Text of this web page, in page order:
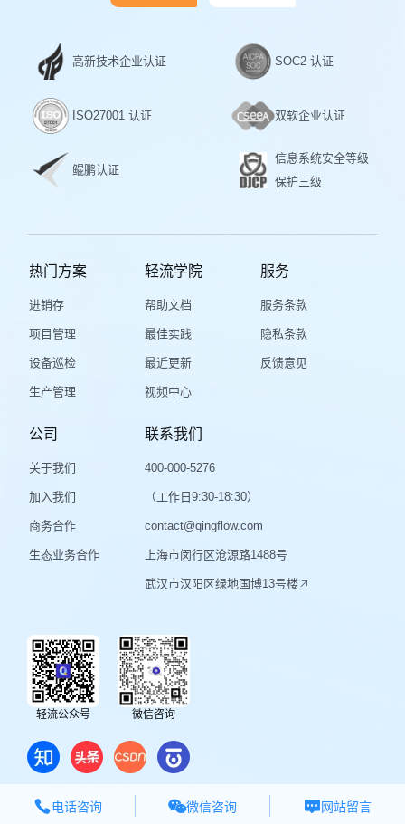
高新技术企业认证 SOC2 认证
ISO27001 认证 双软企业认证
鲲鹏认证
信息系统安全等级
保护三级
热门方案
进销存
项目管理
设备巡检
生产管理
轻流学院
帮助文档
最佳实践
最近更新
视频中心
服务
服务条款
隐私条款
反馈意见
公司
关于我们
加入我们
商务合作
生态业务合作
联系我们
400-000-5276
（工作日9:30-18:30）
contact@qingflow.com
上海市闵行区沧源路1488号
武汉市汉阳区绿地国博13号楼
轻流公众号 微信咨询
电话咨询 微信咨询  网站留言